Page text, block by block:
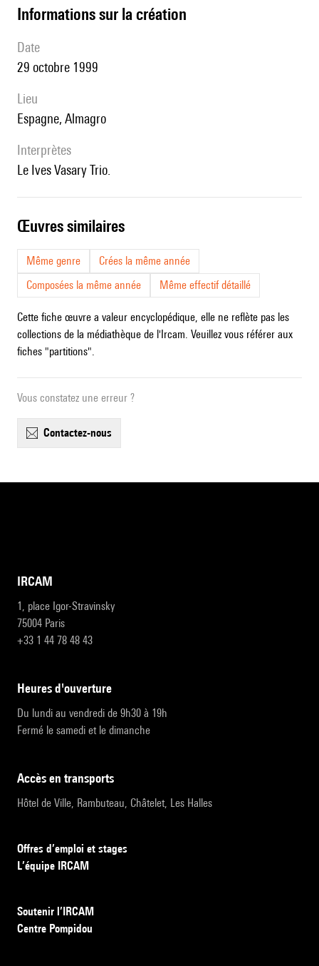
informations sur la création
date
29 octobre 1999
lieu
Espagne, Almagro
interprètes
le Ives Vasary Trio.
œuvres similaires
Même genre
Crées la même année
Composées la même année
Même effectif détaillé
Cette fiche œuvre a valeur encyclopédique, elle ne reflète pas les
collections de la médiathèque de l'Ircam. Veuillez vous référer aux
fiches "partitions".
Vous constatez une erreur ?
contactez-nous
IRCAM
1, place Igor-Stravinsky
75004 Paris
+33 1 44 78 48 43
heures d'ouverture
Du lundi au vendredi de 9h30 à 19h
Fermé le samedi et le dimanche
accès en transports
Hôtel de Ville, Rambuteau, Châtelet, Les Halles
Offres d’emploi et stages
L’équipe IRCAM
Soutenir l’IRCAM
Centre Pompidou